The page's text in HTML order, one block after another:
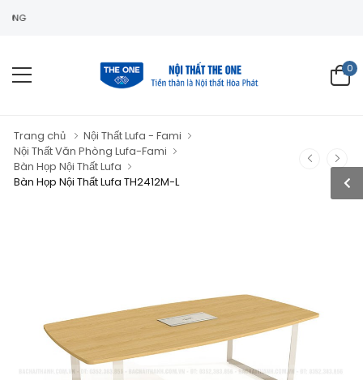
0
Trang chủ
Nội Thất Lufa - Fami
Nội Thất Văn Phòng Lufa-Fami
Bàn Họp Nội Thất Lufa
Bàn Họp Nội Thất Lufa TH2412M-L